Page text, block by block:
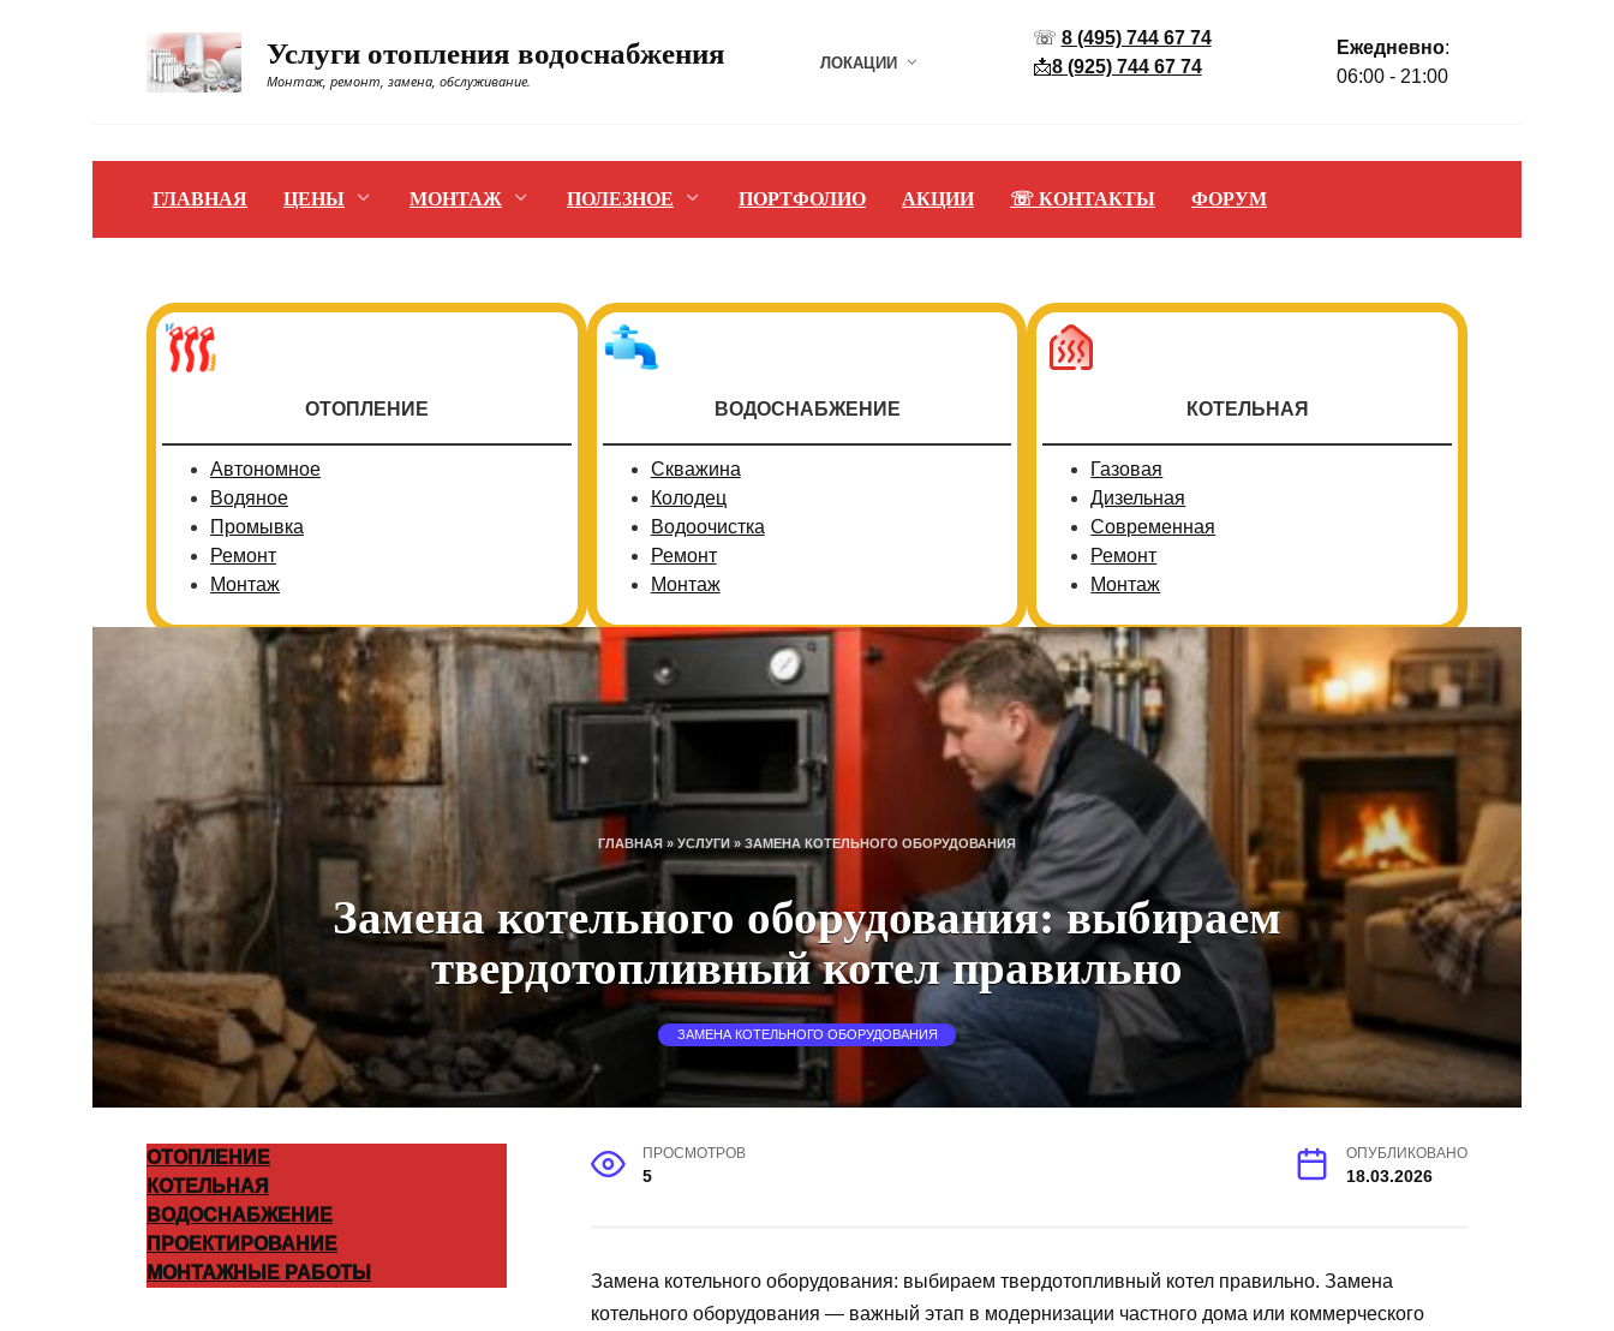
Услуги отопления водоснабжения
Монтаж, ремонт, замена, обслуживание.
ЛОКАЦИИ
☏ 8 (495) 744 67 74
📩8 (925) 744 67 74
Ежедневно:
06:00 - 21:00
ГЛАВНАЯ ЦЕНЫ МОНТАЖ ПОЛЕЗНОЕ ПОРТФОЛИО АКЦИИ ☏ КОНТАКТЫ ФОРУМ
ОТОПЛЕНИЕ
Автономное
Водяное
Промывка
Ремонт
Монтаж
ВОДОСНАБЖЕНИЕ
Скважина
Колодец
Водоочистка
Ремонт
Монтаж
КОТЕЛЬНАЯ
Газовая
Дизельная
Современная
Ремонт
Монтаж
ГЛАВНАЯ » УСЛУГИ » ЗАМЕНА КОТЕЛЬНОГО ОБОРУДОВАНИЯ
Замена котельного оборудования: выбираем
твердотопливный котел правильно
ЗАМЕНА КОТЕЛЬНОГО ОБОРУДОВАНИЯ
ПРОСМОТРОВ
5
ОПУБЛИКОВАНО
18.03.2026
Замена котельного оборудования: выбираем твердотопливный котел правильно. Замена
котельного оборудования — важный этап в модернизации частного дома или коммерческого
ОТОПЛЕНИЕ
КОТЕЛЬНАЯ
ВОДОСНАБЖЕНИЕ
ПРОЕКТИРОВАНИЕ
МОНТАЖНЫЕ РАБОТЫ